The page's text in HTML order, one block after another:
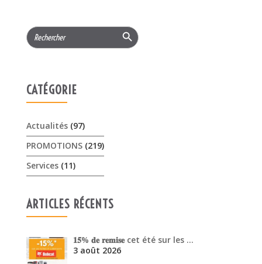
Search
for:
Search Button
CATÉGORIE
Actualités(97)
PROMOTIONS(219)
Services(11)
ARTICLES RÉCENTS
𝟏𝟓% 𝐝𝐞 𝐫𝐞𝐦𝐢𝐬𝐞 cet été sur les …
3 août 2026